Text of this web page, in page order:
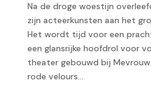
Na de droge woestijn
zijn acteerkunsten aan het
Het wordt tijd voor een
een glansrijke hoofdrol voor
theater gebouwd bij
rode velours...